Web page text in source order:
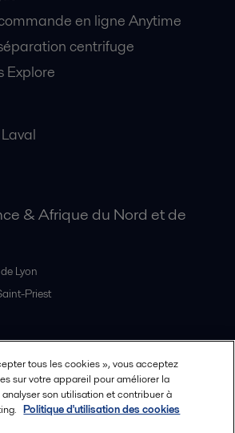
en ligne Anytime
centrifuge
Explore
& Afrique du Nord et de
Lyon
Priest
et partenaires
tous les cookies », vous acceptez
sur votre appareil pour améliorer la
son utilisation et contribuer à
Politique d'utilisation des cookies